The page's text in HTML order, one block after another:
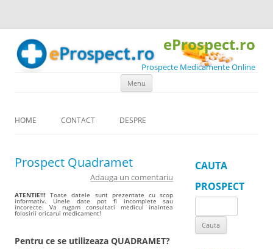
eProspect.ro
Prospecte Medicamente Online
Menu
HOME CONTACT DESPRE
Prospect Quadramet
Adauga un comentariu
ATENTIE!!! Toate datele sunt prezentate cu scop
informativ. Unele date pot fi incomplete sau
incorecte. Va rugam consultati medicul inaintea
folosirii oricarui medicament!
Pentru ce se utilizeaza QUADRAMET?
CAUTA
PROSPECT
for: